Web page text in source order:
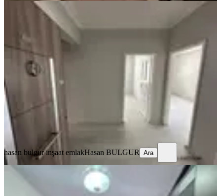
KOMBİLİ
Hasan Bulgur Emlak’tan Yunus Emre
Ilkokulu Cıvarında Masrafsız 3 + 1
Daıre
Merkez, Bahçelievler Mahallesi
hasan bulgur inşaat emlak
Ara
hasan bulgur inşaat emlakHasan BULGUR Ara
SIFIR BİNA
Aydoğdu'dan Ata Cad Civarı 2+1
1.kat Asansörlü Sıfır Daire.